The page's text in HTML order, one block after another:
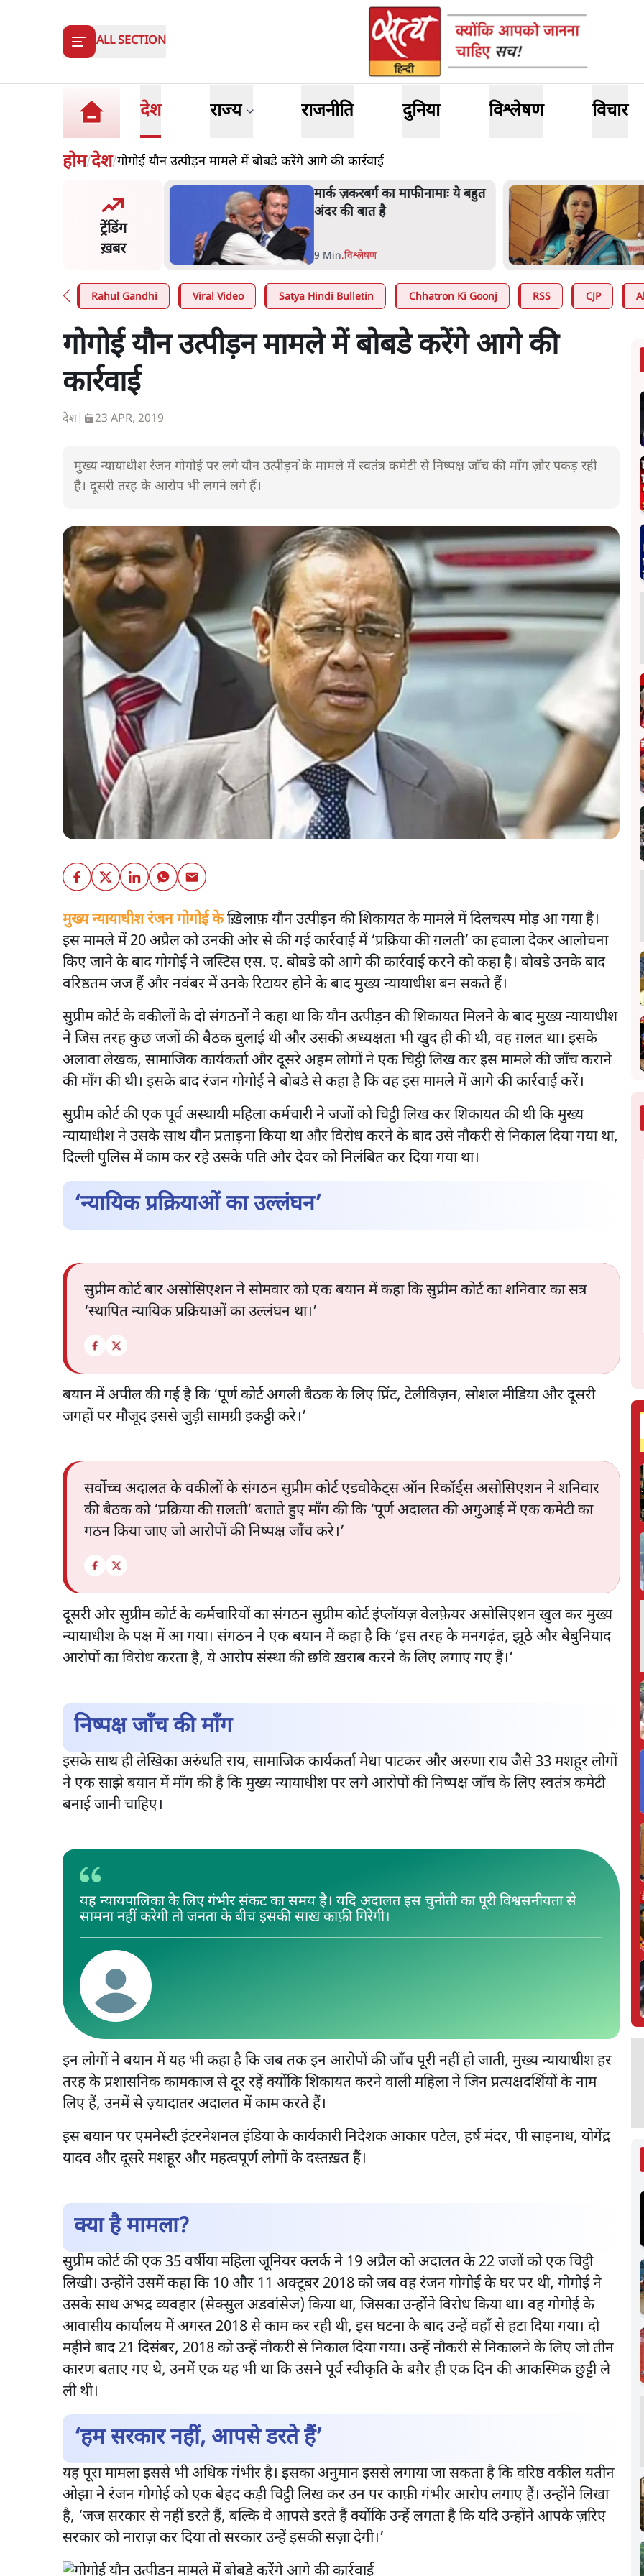
ALL SECTION
देश राज्य राजनीति दुनिया विश्लेषण विचार
होम/देश/गोगोई यौन उत्पीड़न मामले में बोबडे करेंगे आगे की कार्रवाई
ट्रेंडिंग
ख़बर
मोदी ‘गॉडफादर’ भागवत
Z पर सलाह मानेंः अभिजीत
मार्क ज़करबर्ग का माफीनामाः ये बहुत
अंदर की बात है
9 Min.विश्लेषण
Rahul Gandhi Viral Video Satya Hindi Bulletin Chhatron Ki Goonj RSS CJP
गोगोई यौन उत्पीड़न मामले में बोबडे करेंगे आगे की
कार्रवाई
देश 23 APR, 2019
मुख्य न्यायाधीश रंजन गोगोई पर लगे यौन उत्पीड़न ेके मामले में स्वतंत्र कमेटी से निष्पक्ष जाँच की माँग ज़ोर पकड़ रही
है। दूसरी तरह के आरोप भी लगने लगे हैं।
मुख्य न्यायाधीश रंजन गोगोई केख़िलाफ़ यौन उत्पीड़न की शिकायत के मामले में दिलचस्प मोड़ आ गया है।
इस मामले में 20 अप्रैल को उनकी ओर से की गई कार्रवाई में ‘प्रक्रिया की ग़लती’ का हवाला देकर आलोचना
किए जाने के बाद गोगोई ने जस्टिस एस. ए. बोबडे को आगे की कार्रवाई करने को कहा है। बोबडे उनके बाद
वरिष्ठतम जज हैं और नवंबर में उनके रिटायर होने के बाद मुख्य न्यायाधीश बन सकते हैं।
सुप्रीम कोर्ट के वकीलों के दो संगठनों ने कहा था कि यौन उत्पीड़न की शिकायत मिलने के बाद मुख्य न्यायाधीश
ने जिस तरह कुछ जजों की बैठक बुलाई थी और उसकी अध्यक्षता भी खुद ही की थी, वह ग़लत था। इसके
अलावा लेखक, सामाजिक कार्यकर्ता और दूसरे अहम लोगों ने एक चिट्ठी लिख कर इस मामले की जाँच कराने
की माँग की थी। इसके बाद रंजन गोगोई ने बोबडे से कहा है कि वह इस मामले में आगे की कार्रवाई करें।
सुप्रीम कोर्ट की एक पूर्व अस्थायी महिला कर्मचारी ने जजों को चिट्ठी लिख कर शिकायत की थी कि मुख्य
न्यायाधीश ने उसके साथ यौन प्रताड़ना किया था और विरोध करने के बाद उसे नौकरी से निकाल दिया गया था,
दिल्ली पुलिस में काम कर रहे उसके पति और देवर को निलंबित कर दिया गया था।
‘न्यायिक प्रक्रियाओं का उल्लंघन’
सुप्रीम कोर्ट बार असोसिएशन ने सोमवार को एक बयान में कहा कि सुप्रीम कोर्ट का शनिवार का सत्र
‘स्थापित न्यायिक प्रक्रियाओं का उल्लंघन था।’
बयान में अपील की गई है कि ‘पूर्ण कोर्ट अगली बैठक के लिए प्रिंट, टेलीविज़न, सोशल मीडिया और दूसरी
जगहों पर मौजूद इससे जुड़ी सामग्री इकट्ठी करे।’
सर्वोच्च अदालत के वकीलों के संगठन सुप्रीम कोर्ट एडवोकेट्स ऑन रिकॉर्ड्स असोसिएशन ने शनिवार
की बैठक को ‘प्रक्रिया की ग़लती’ बताते हुए माँग की कि ‘पूर्ण अदालत की अगुआई में एक कमेटी का
गठन किया जाए जो आरोपों की निष्पक्ष जाँच करे।’
दूसरी ओर सुप्रीम कोर्ट के कर्मचारियों का संगठन सुप्रीम कोर्ट इंप्लॉयज़ वेलफ़ेयर असोसिएशन खुल कर मुख्य
न्यायाधीश के पक्ष में आ गया। संगठन ने एक बयान में कहा है कि ‘इस तरह के मनगढ़ंत, झूठे और बेबुनियाद
आरोपों का विरोध करता है, ये आरोप संस्था की छवि ख़राब करने के लिए लगाए गए हैं।’
निष्पक्ष जाँच की माँग
इसके साथ ही लेखिका अरुंधति राय, सामाजिक कार्यकर्ता मेधा पाटकर और अरुणा राय जैसे 33 मशहूर लोगों
ने एक साझे बयान में माँग की है कि मुख्य न्यायाधीश पर लगे आरोपों की निष्पक्ष जाँच के लिए स्वतंत्र कमेटी
बनाई जानी चाहिए।
यह न्यायपालिका के लिए गंभीर संकट का समय है। यदि अदालत इस चुनौती का पूरी विश्वसनीयता से
सामना नहीं करेगी तो जनता के बीच इसकी साख काफ़ी गिरेगी।
इन लोगों ने बयान में यह भी कहा है कि जब तक इन आरोपों की जाँच पूरी नहीं हो जाती, मुख्य न्यायाधीश हर
तरह के प्रशासनिक कामकाज से दूर रहें क्योंकि शिकायत करने वाली महिला ने जिन प्रत्यक्षदर्शियों के नाम
लिए हैं, उनमें से ज़्यादातर अदालत में काम करते हैं।
इस बयान पर एमनेस्टी इंटरनेशनल इंडिया के कार्यकारी निदेशक आकार पटेल, हर्ष मंदर, पी साइनाथ, योगेंद्र
यादव और दूसरे मशहूर और महत्वपूर्ण लोगों के दस्तख़त हैं।
क्या है मामला?
सुप्रीम कोर्ट की एक 35 वर्षीया महिला जूनियर क्लर्क ने 19 अप्रैल को अदालत के 22 जजों को एक चिट्ठी
लिखी। उन्होंने उसमें कहा कि 10 और 11 अक्टूबर 2018 को जब वह रंजन गोगोई के घर पर थी, गोगोई ने
उसके साथ अभद्र व्यवहार (सेक्सुल अडवांसेज) किया था, जिसका उन्होंने विरोध किया था। वह गोगोई के
आवासीय कार्यालय में अगस्त 2018 से काम कर रही थी, इस घटना के बाद उन्हें वहाँ से हटा दिया गया। दो
महीने बाद 21 दिसंबर, 2018 को उन्हें नौकरी से निकाल दिया गया। उन्हें नौकरी से निकालने के लिए जो तीन
कारण बताए गए थे, उनमें एक यह भी था कि उसने पूर्व स्वीकृति के बग़ैर ही एक दिन की आकस्मिक छुट्टी ले
ली थी।
‘हम सरकार नहीं, आपसे डरते हैं’
यह पूरा मामला इससे भी अधिक गंभीर है। इसका अनुमान इससे लगाया जा सकता है कि वरिष्ठ वकील यतीन
ओझा ने रंजन गोगोई को एक बेहद कड़ी चिट्ठी लिख कर उन पर काफ़ी गंभीर आरोप लगाए हैं। उन्होंने लिखा
है, ‘जज सरकार से नहीं डरते हैं, बल्कि वे आपसे डरते हैं क्योंकि उन्हें लगता है कि यदि उन्होंने आपके ज़रिए
सरकार को नाराज़ कर दिया तो सरकार उन्हें इसकी सज़ा देगी।’